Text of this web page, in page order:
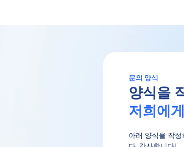
문의 양식
양식을
저희에
아래 양식을 작